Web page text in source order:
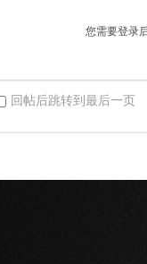
您需要登录
回帖后跳转到最后一页